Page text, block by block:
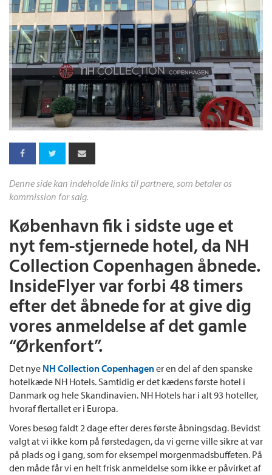
Denne side kan indeholde links til partnere, som betaler os
kommission for salg.
København fik i sidste uge et
nytfem-stjernede hotel, da NH
Collection Copenhagen åbnede.
InsideFlyer var forbi 48 timers
efter det åbnede for at give dig
vores anmeldelse af det gamle
“Ørkenfort”.
Det nye NH Collection Copenhagener en del af den spanske
hotelkæde NH Hotels. Samtidig er det kædens første hotel i
Danmark og hele Skandinavien. NH Hotels har i alt 93 hoteller,
hvoraf flertallet er i Europa.
Vores besøg faldt 2 dage efter deres første åbningsdag. Bevidst
valgt at vi ikke kom på førstedagen, da vi gerne ville sikre at var
på plads og i gang, som for eksempel morgenmadsbuffeten. På
den måde får vi en helt frisk anmeldelse som ikke er påvirket af